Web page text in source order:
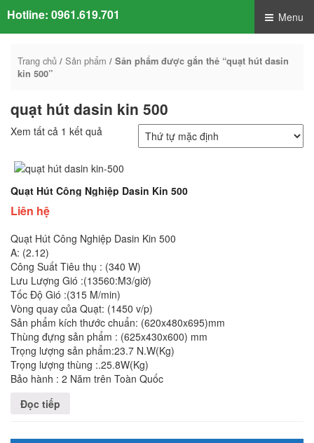
Hotline: 0961.619.701 Menu
Trang chủ / Sản phẩm / Sản phẩm được gắn thẻ “quạt hút dasin
kin 500”
quạt hút dasin kin 500
Xem tất cả 1 kết quả
Quạt Hút Công Nghiệp Dasin Kin 500
Liên hệ
Quạt Hút Công Nghiệp Dasin Kin 500
A: (2.12)
Công Suất Tiêu thụ : (340 W)
Lưu Lượng Gió :(13560:M3/giờ)
Tốc Độ Gió :(315 M/min)
Vòng quay của Quạt: (1450 v/p)
Sản phẩm kích thước chuẩn: (620x480x695)mm
Thùng đựng sản phẩm : (625x430x600) mm
Trọng lượng sản phẩm:23.7 N.W(Kg)
Trọng lượng thùng :.25.8W(Kg)
Bảo hành : 2 Năm trên Toàn Quốc
Đọc tiếp